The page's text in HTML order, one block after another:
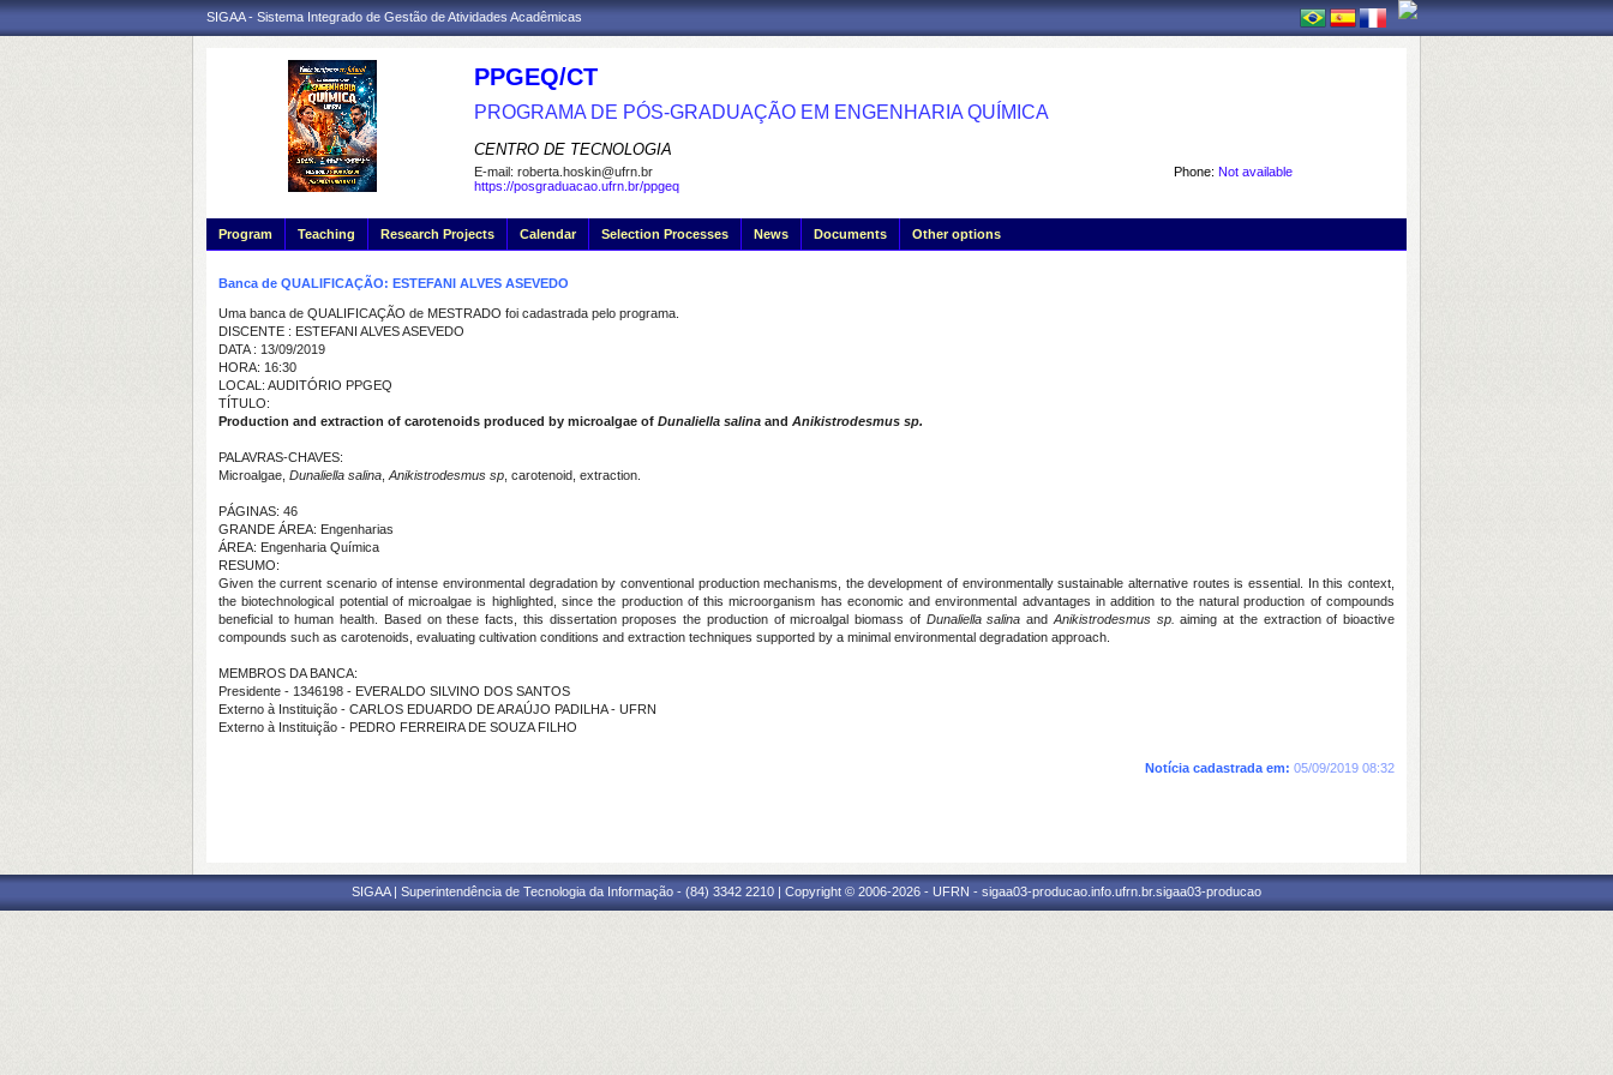
SIGAA - Sistema Integrado de Gestão de Atividades Acadêmicas
PPGEQ/CT
PROGRAMA DE PÓS-GRADUAÇÃO EM ENGENHARIA QUÍMICA
CENTRO DE TECNOLOGIA
Phone: Not available
E-mail: roberta.hoskin@ufrn.br
https://posgraduacao.ufrn.br/ppgeq
Program Teaching Research Projects Calendar Selection Processes News Documents Other options
Banca de QUALIFICAÇÃO: ESTEFANI ALVES ASEVEDO
Uma banca de QUALIFICAÇÃO de MESTRADO foi cadastrada pelo programa.
DISCENTE : ESTEFANI ALVES ASEVEDO
DATA : 13/09/2019
HORA: 16:30
LOCAL: AUDITÓRIO PPGEQ
TÍTULO:
Production and extraction of carotenoids produced by microalgae of Dunaliella salina and Anikistrodesmus sp.
PALAVRAS-CHAVES:
Microalgae, Dunaliella salina Anikistrodesmus sp , carotenoid, extraction.
PÁGINAS: 46
GRANDE ÁREA: Engenharias
ÁREA: Engenharia Química
RESUMO:
Given the current scenario of intense environmental degradation by conventional production mechanisms, the development of environmentally sustainable alternative routes is essential. In this context,
the biotechnological potential of microalgae is highlighted, since the production of this microorganism has economic and environmental advantages in addition to the natural production of compounds
beneficial to human health. Based on these facts, this dissertation proposes the production of microalgal biomass of Dunaliella salina and Anikistrodesmus sp. aiming at the extraction of bioactive
compounds such as carotenoids, evaluating cultivation conditions and extraction techniques supported by a minimal environmental degradation approach.
MEMBROS DA BANCA:
Presidente - 1346198 - EVERALDO SILVINO DOS SANTOS
Externo à Instituição - CARLOS EDUARDO DE ARAÚJO PADILHA - UFRN
Externo à Instituição - PEDRO FERREIRA DE SOUZA FILHO
Notícia cadastrada em: 05/09/2019 08:32
SIGAA | Superintendência de Tecnologia da Informação - (84) 3342 2210 | Copyright © 2006-2026 - UFRN - sigaa03-producao.info.ufrn.br.sigaa03-producao